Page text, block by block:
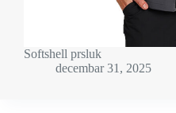
Softshell prsluk
decembar 31, 2025